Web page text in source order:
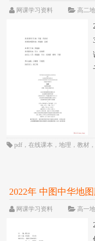
境与国家安全 课本
网课学习资料 高二
pdf ，在线课本 ，地理 ，教材
2022年 中图中华地
课本 pdf 高清
网课学习资料 高一